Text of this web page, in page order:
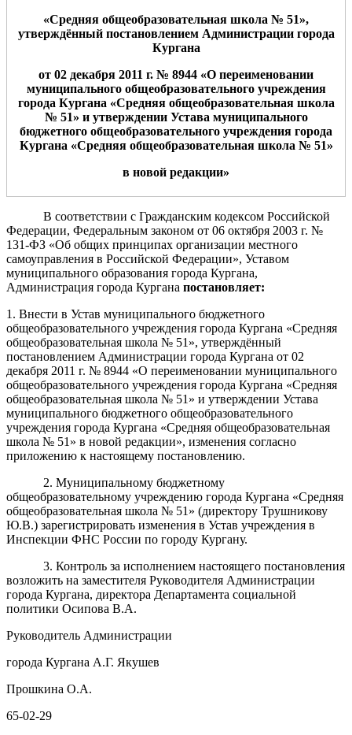
«Средняя общеобразовательная школа № 51»,
утверждённый постановлением Администрации города
Кургана
от 02 декабря 2011 г. № 8944 «О переименовании
муниципального общеобразовательного учреждения
города Кургана «Средняя общеобразовательная школа
№ 51» и утверждении Устава муниципального
бюджетного общеобразовательного учреждения города
Кургана «Средняя общеобразовательная школа № 51»
в новой редакции»
В соответствии с Гражданским кодексом Российской
Федерации, Федеральным законом от 06 октября 2003 г. №
131-ФЗ «Об общих принципах организации местного
самоуправления в Российской Федерации», Уставом
муниципального образования города Кургана,
Администрация города Кургана постановляет:
1. Внести в Устав муниципального бюджетного
общеобразовательного учреждения города Кургана «Средняя
общеобразовательная школа № 51», утверждённый
постановлением Администрации города Кургана от 02
декабря 2011 г. № 8944 «О переименовании муниципального
общеобразовательного учреждения города Кургана «Средняя
общеобразовательная школа № 51» и утверждении Устава
муниципального бюджетного общеобразовательного
учреждения города Кургана «Средняя общеобразовательная
школа № 51» в новой редакции», изменения согласно
приложению к настоящему постановлению.
2. Муниципальному бюджетному
общеобразовательному учреждению города Кургана «Средняя
общеобразовательная школа № 51» (директору Трушникову
Ю.В.) зарегистрировать изменения в Устав учреждения в
Инспекции ФНС России по городу Кургану.
3. Контроль за исполнением настоящего постановления
возложить на заместителя Руководителя Администрации
города Кургана, директора Департамента социальной
политики Осипова В.А.
Руководитель Администрации
города Кургана А.Г. Якушев
Прошкина О.А.
65-02-29